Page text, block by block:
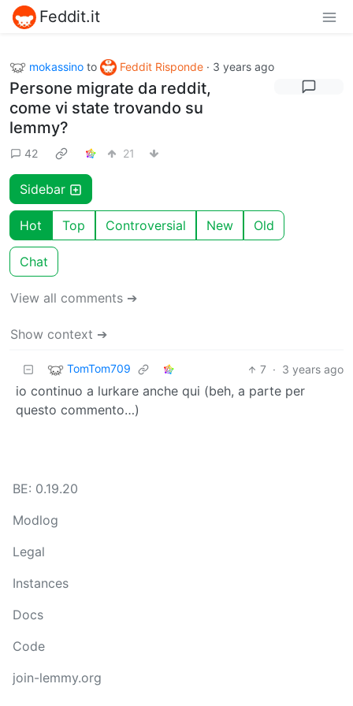
Feddit.it
mokassino to Feddit Risponde · 3 years ago
Persone migrate da reddit,
come vi state trovando su
lemmy?
42 21
Sidebar
Hot Top Controversial New Old
Chat
View all comments ➔
Show context ➔
TomTom709 7 · 3 years ago
io continuo a lurkare anche qui (beh, a parte per
questo commento…)
BE: 0.19.20
Modlog
Legal
Instances
Docs
Code
join-lemmy.org